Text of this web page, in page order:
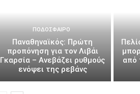
ΠΟΔΌΣΦΑΙΡΟ
Παναθηναϊκός: Πρώτη
προπόνηση για τον Λιβάι
Γκαρσία – Ανεβάζει ρυθμούς
ενόψει της ρεβάνς
από